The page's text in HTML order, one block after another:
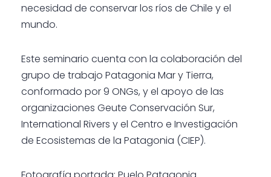
necesidad de conservar los ríos de Chile y el
mundo.
Este seminario cuenta con la colaboración del
grupo de trabajo Patagonia Mar y Tierra,
conformado por 9 ONGs, y el apoyo de las
organizaciones Geute Conservación Sur,
International Rivers y el Centro e Investigación
de Ecosistemas de la Patagonia (CIEP).